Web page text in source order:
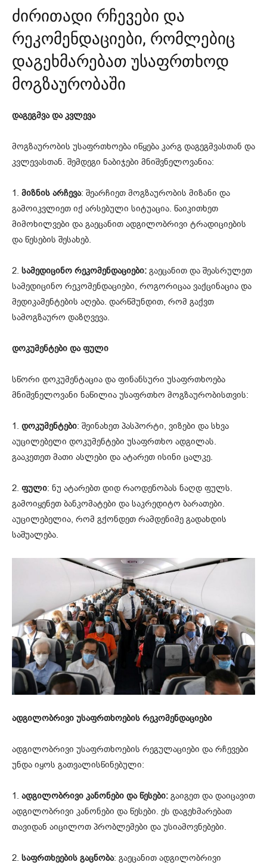
ძირითადი რჩევები და
რეკომენდაციები, რომლებიც
დაგეხმარებათ უსაფრთხოდ
მოგზაურობაში
დაგეგმვა და კვლევა
მოგზაურობის უსაფრთხოება იწყება კარგ დაგეგმვასთან და
კვლევასთან. შემდეგი ნაბიჯები მნიშვნელოვანია:
1. მიზნის არჩევა: შეარჩიეთ მოგზაურობის მიზანი და
გამოიკვლიეთ იქ არსებული სიტუაცია. წაიკითხეთ
მიმოხილვები და გაეცანით ადგილობრივი ტრადიციების
და წესების შესახებ.
2. სამედიცინო რეკომენდაციები: გაეცანით და შეასრულეთ
სამედიცინო რეკომენდაციები, როგორიცაა ვაქცინაცია და
მედიკამენტების აღება. დარწმუნდით, რომ გაქვთ
სამოგზაურო დაზღვევა.
დოკუმენტები და ფული
სწორი დოკუმენტაცია და ფინანსური უსაფრთხოება
მნიშვნელოვანი ნაწილია უსაფრთხო მოგზაურობისთვის:
1. დოკუმენტები: შეინახეთ პასპორტი, ვიზები და სხვა
აუცილებელი დოკუმენტები უსაფრთხო ადგილას.
გააკეთეთ მათი ასლები და ატარეთ ისინი ცალკე.
2. ფული: ნუ ატარებთ დიდ რაოდენობას ნაღდ ფულს.
გამოიყენეთ ბანკომატები და საკრედიტო ბარათები.
აუცილებელია, რომ გქონდეთ რამდენიმე გადახდის
საშუალება.
ადგილობრივი უსაფრთხოების რეკომენდაციები
ადგილობრივი უსაფრთხოების რეგულაციები და რჩევები
უნდა იყოს გათვალისწინებული:
1. ადგილობრივი კანონები და წესები: გაიგეთ და დაიცავით
ადგილობრივი კანონები და წესები. ეს დაგეხმარებათ
თავიდან აიცილოთ პრობლემები და უსიამოვნებები.
2. საფრთხეების გაცნობა: გაეცანით ადგილობრივი